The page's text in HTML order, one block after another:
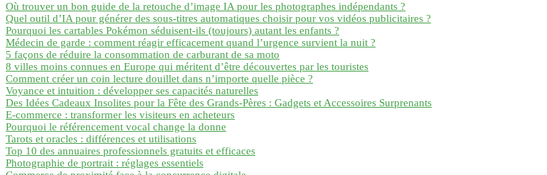
Où trouver un bon guide de la retouche d’image IA pour les photographes indépendants ?
Quel outil d’IA pour générer des sous-titres automatiques choisir pour vos vidéos publicitaires ?
Pourquoi les cartables Pokémon séduisent-ils (toujours) autant les enfants ?
Médecin de garde : comment réagir efficacement quand l’urgence survient la nuit ?
5 façons de réduire la consommation de carburant de sa moto
8 villes moins connues en Europe qui méritent d’être découvertes par les touristes
Comment créer un coin lecture douillet dans n’importe quelle pièce ?
Voyance et intuition : développer ses capacités naturelles
Des Idées Cadeaux Insolites pour la Fête des Grands-Pères : Gadgets et Accessoires Surprenants
E-commerce : transformer les visiteurs en acheteurs
Pourquoi le référencement vocal change la donne
Tarots et oracles : différences et utilisations
Top 10 des annuaires professionnels gratuits et efficaces
Photographie de portrait : réglages essentiels